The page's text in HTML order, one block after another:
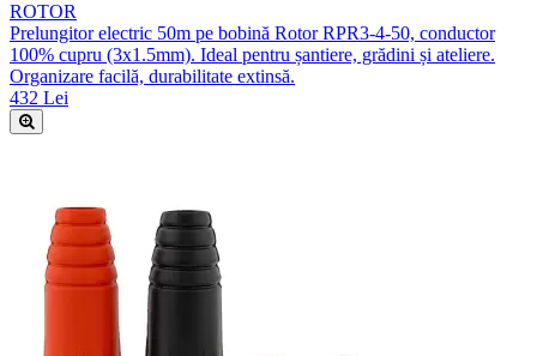
ROTOR
Prelungitor electric 50m pe bobină Rotor RPR3-4-50, conductor
100% cupru (3x1.5mm). Ideal pentru șantiere, grădini și ateliere.
Organizare facilă, durabilitate extinsă.
432 Lei